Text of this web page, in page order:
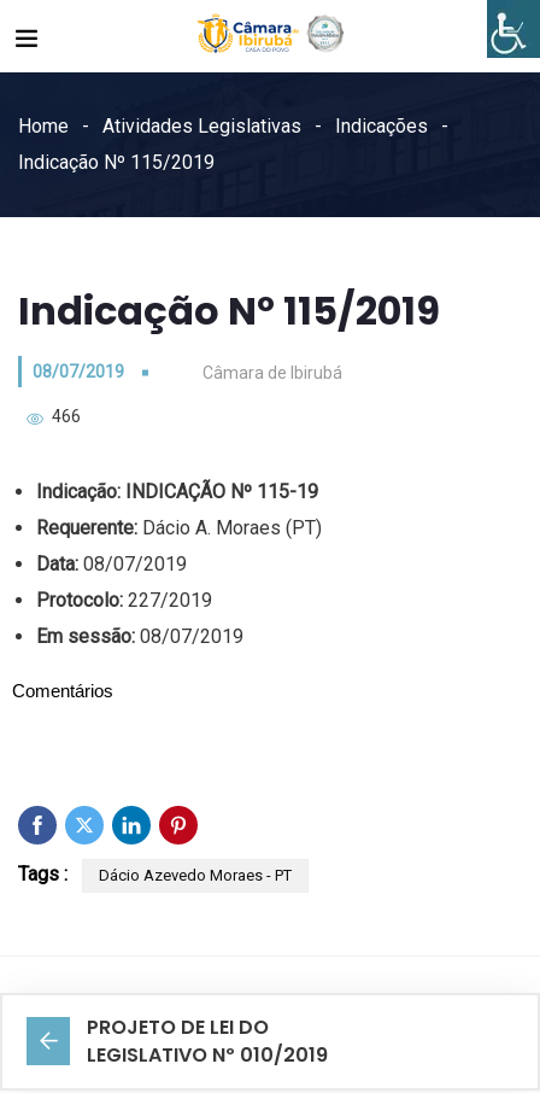
Home Atividades Legislativas
Indicações
Indicação Nº 115/2019
Indicação Nº 115/2019
08/07/2019 Câmara de Ibirubá
466
Indicação:
INDICAÇÃO Nº 115-19
Requerente: Dácio A. Moraes (PT)
Data: 08/07/2019
Protocolo: 227/2019
Em sessão: 08/07/2019
Comentários
Tags : Dácio Azevedo Moraes - PT
PROJETO DE LEI DO
LEGISLATIVO Nº 010/2019